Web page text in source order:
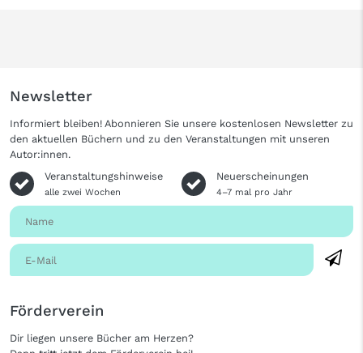
Newsletter
Informiert bleiben! Abonnieren Sie unsere kostenlosen Newsletter zu
den aktuellen Büchern und zu den Veranstaltungen mit unseren
Autor:innen.
Veranstaltungshinweise
alle zwei Wochen
Neuerscheinungen
4–7 mal pro Jahr
Förderverein
Dir liegen unsere Bücher am Herzen?